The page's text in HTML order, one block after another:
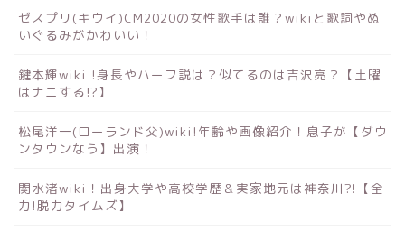
ゼスプリ(キウイ)CM2020の女性歌手は誰？wikiと歌詞やぬ
いぐるみがかわいい！
鍵本輝wiki !身長やハーフ説は？似てるのは吉沢亮？【土曜
はナニする!?】
松尾洋一(ローランド父)wiki!年齢や画像紹介！息子が【ダウ
ンタウンなう】出演！
関水渚wiki！出身大学や高校学歴＆実家地元は神奈川?!【全
力!脱力タイムズ】